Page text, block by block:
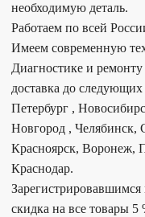
необходимую деталь.
Работаем по всей
Имеем современную
Диагностике и
доставка до
Петербург ,
Новгород , Челябинск,
Красноярск, Воронеж,
Краснодар.
скидка на все товары 5